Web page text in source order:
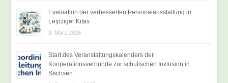
Evaluation der verbesserten Personalausstattung in
Leipziger Kitas
3. März 2026
Start des Veranstaltungskalenders der
Kooperationsverbünde zur schulischen Inklusion in
Sachsen